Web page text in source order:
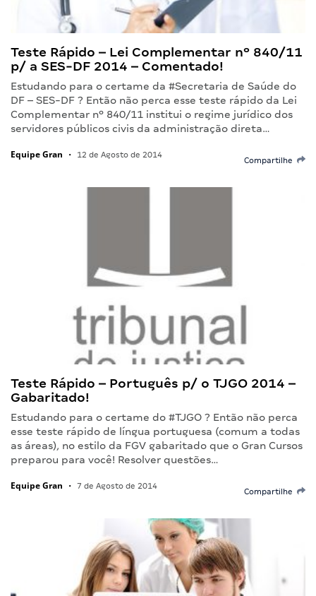
Teste Rápido – Lei Complementar nº 840/11
p/ a SES-DF 2014 – Comentado!
Estudando para o certame da #Secretaria de Saúde do
DF – SES-DF ? Então não perca esse teste rápido da Lei
Complementar nº 840/11 institui o regime jurídico dos
servidores públicos civis da administração direta…
Equipe Gran • 12 de Agosto de 2014
Compartilhe
Teste Rápido – Português p/ o TJGO 2014 –
Gabaritado!
Estudando para o certame do #TJGO ? Então não perca
esse teste rápido de língua portuguesa (comum a todas
as áreas), no estilo da FGV gabaritado que o Gran Cursos
preparou para você! Resolver questões…
Equipe Gran • 7 de Agosto de 2014
Compartilhe